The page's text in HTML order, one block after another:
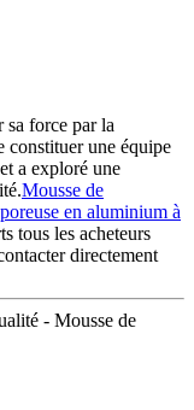
sa force par la
constituer une équipe
a exploré une
Mousse de
en aluminium à
tous les acheteurs
directement
- Mousse de